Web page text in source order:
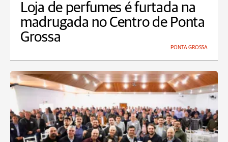
Loja de perfumes é furtada na
madrugada no Centro de Ponta
Grossa
PONTA GROSSA